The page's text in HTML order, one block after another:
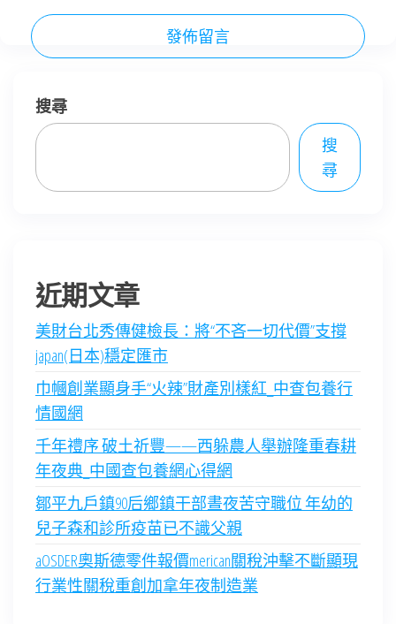
搜尋
搜
尋
近期文章
美財台北秀傳健檢長：將“不吝一切代價”支撐
japan(日本)穩定匯市
巾幗創業顯身手“火辣”財產別樣紅_中查包養行
情國網
千年禮序 破土祈豐——西躲農人舉辦隆重春耕
年夜典_中國查包養網心得網
鄒平九戶鎮90后鄉鎮干部晝夜苦守職位 年幼的
兒子森和診所疫苗已不識父親
aOSDER奧斯德零件報價merican關稅沖擊不斷顯現
行業性關稅重創加拿年夜制造業